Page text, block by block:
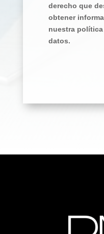
derecho que
obtener
nuestra
datos.